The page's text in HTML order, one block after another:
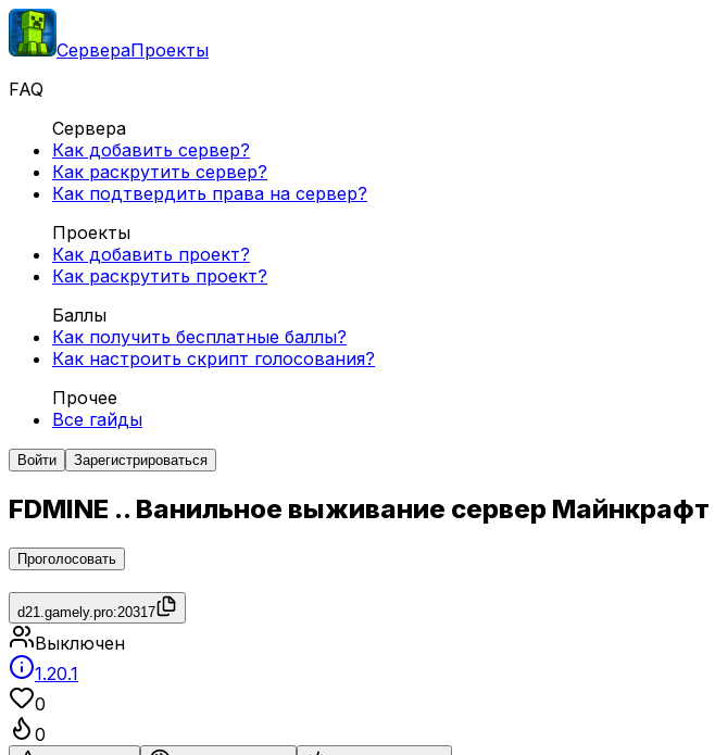
СервераПроекты
FAQ
Сервера
Как добавить сервер?
Как раскрутить сервер?
Как подтвердить права на сервер?
Проекты
Как добавить проект?
Как раскрутить проект?
Баллы
Как получить бесплатные баллы?
Как настроить скрипт голосования?
Прочее
Все гайды
Войти Зарегистрироваться
FDMINE .. Ванильное выживание сервер Майнкрафт
Проголосовать
d21.gamely.pro:20317
Выключен
1.20.1
0
0